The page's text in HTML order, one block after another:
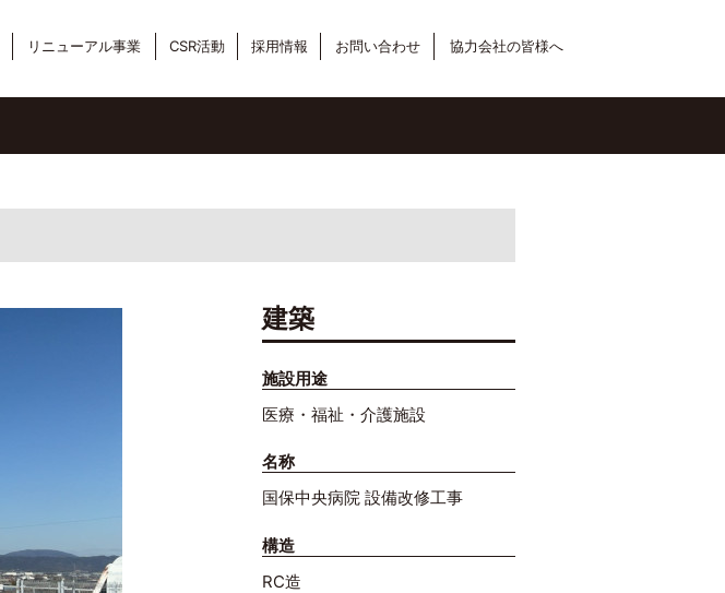
リニューアル事業 CSR活動 採用情報 お問い合わせ 協力会社の皆様へ
建築
施設用途
医療・福祉・介護施設
名称
国保中央病院 設備改修工事
構造
RC造